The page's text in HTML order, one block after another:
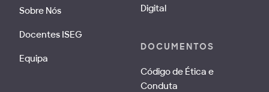
Sobre Nós
Docentes ISEG
Equipa
Digital
DOCUMENTOS
Código de Ética e
Conduta